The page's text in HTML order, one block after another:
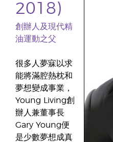
2018)
創辦人及現代精
油運動之父
很多人夢寐以求
能將滿腔熱枕和
夢想變成事業，
Young Living創
辦人兼董事長
Gary Young便
是少數夢想成真